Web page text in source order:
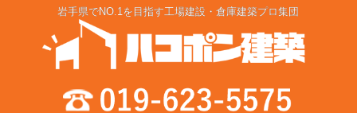
岩手県でNO.1を目指す工場建設・倉庫建築プロ集団